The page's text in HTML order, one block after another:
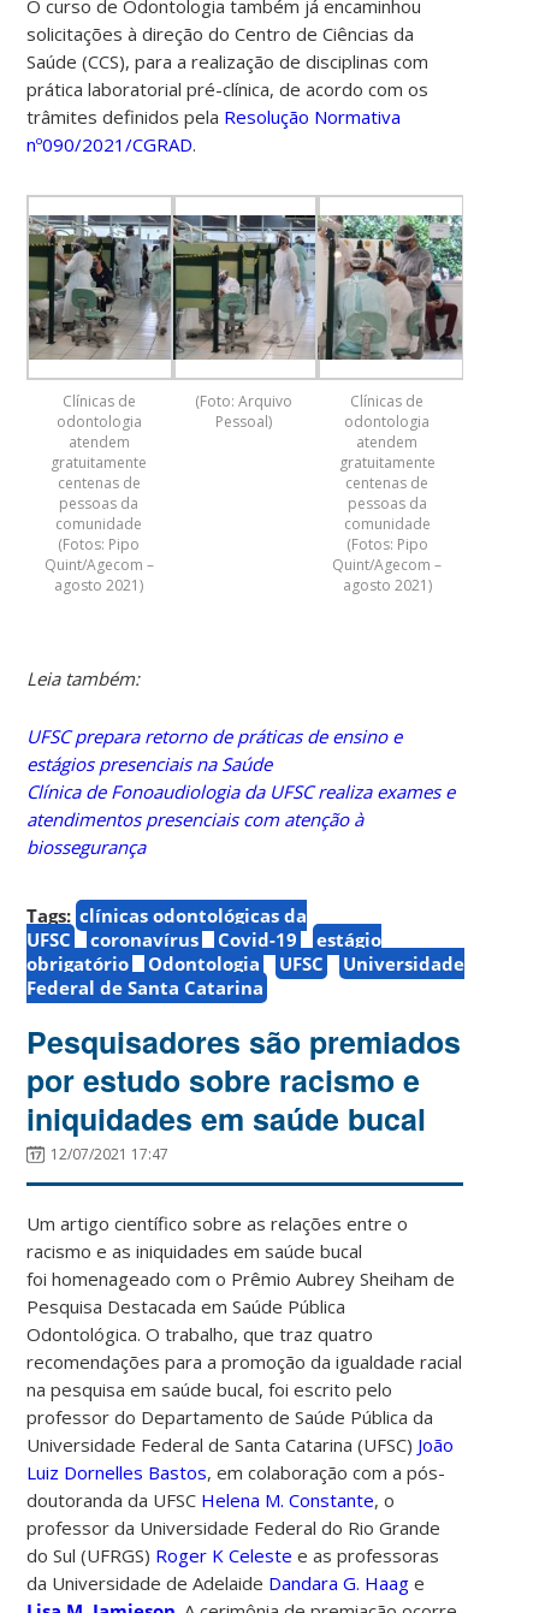
O curso de Odontologia também já encaminhou
solicitações à direção do Centro de Ciências da
Saúde (CCS), para a realização de disciplinas com
prática laboratorial pré-clínica, de acordo com os
trâmites definidos pela Resolução Normativa
nº090/2021/CGRAD.
Clínicas de
odontologia
atendem
gratuitamente
centenas de
pessoas da
comunidade
(Fotos: Pipo
Quint/Agecom –
agosto 2021)
(Foto: Arquivo
Pessoal)
Clínicas de
odontologia
atendem
gratuitamente
centenas de
pessoas da
comunidade
(Fotos: Pipo
Quint/Agecom –
agosto 2021)
Leia também:
UFSC prepara retorno de práticas de ensino e
estágios presenciais na Saúde
Clínica de Fonoaudiologia da UFSC realiza exames e
atendimentos presenciais com atenção à
biossegurança
Tags: clínicas odontológicas da
UFSC
coronavírus Covid-19
estágio
obrigatório
Odontologia UFSC
Universidade
Federal de Santa Catarina
Pesquisadores são premiados
por estudo sobre racismo e
iniquidades em saúde bucal
12/07/2021 17:47
Um artigo científico sobre as relações entre o
racismo e as iniquidades em saúde bucal
foi homenageado com o Prêmio Aubrey Sheiham de
Pesquisa Destacada em Saúde Pública
Odontológica. O trabalho, que traz quatro
recomendações para a promoção da igualdade racial
na pesquisa em saúde bucal, foi escrito pelo
professor do Departamento de Saúde Pública da
Universidade Federal de Santa Catarina (UFSC) João
Luiz Dornelles Bastos, em colaboração com a pós-
doutoranda da UFSC Helena M. Constante, o
professor da Universidade Federal do Rio Grande
do Sul (UFRGS) Roger K Celeste e as professoras
da Universidade de Adelaide Dandara G. Haag e